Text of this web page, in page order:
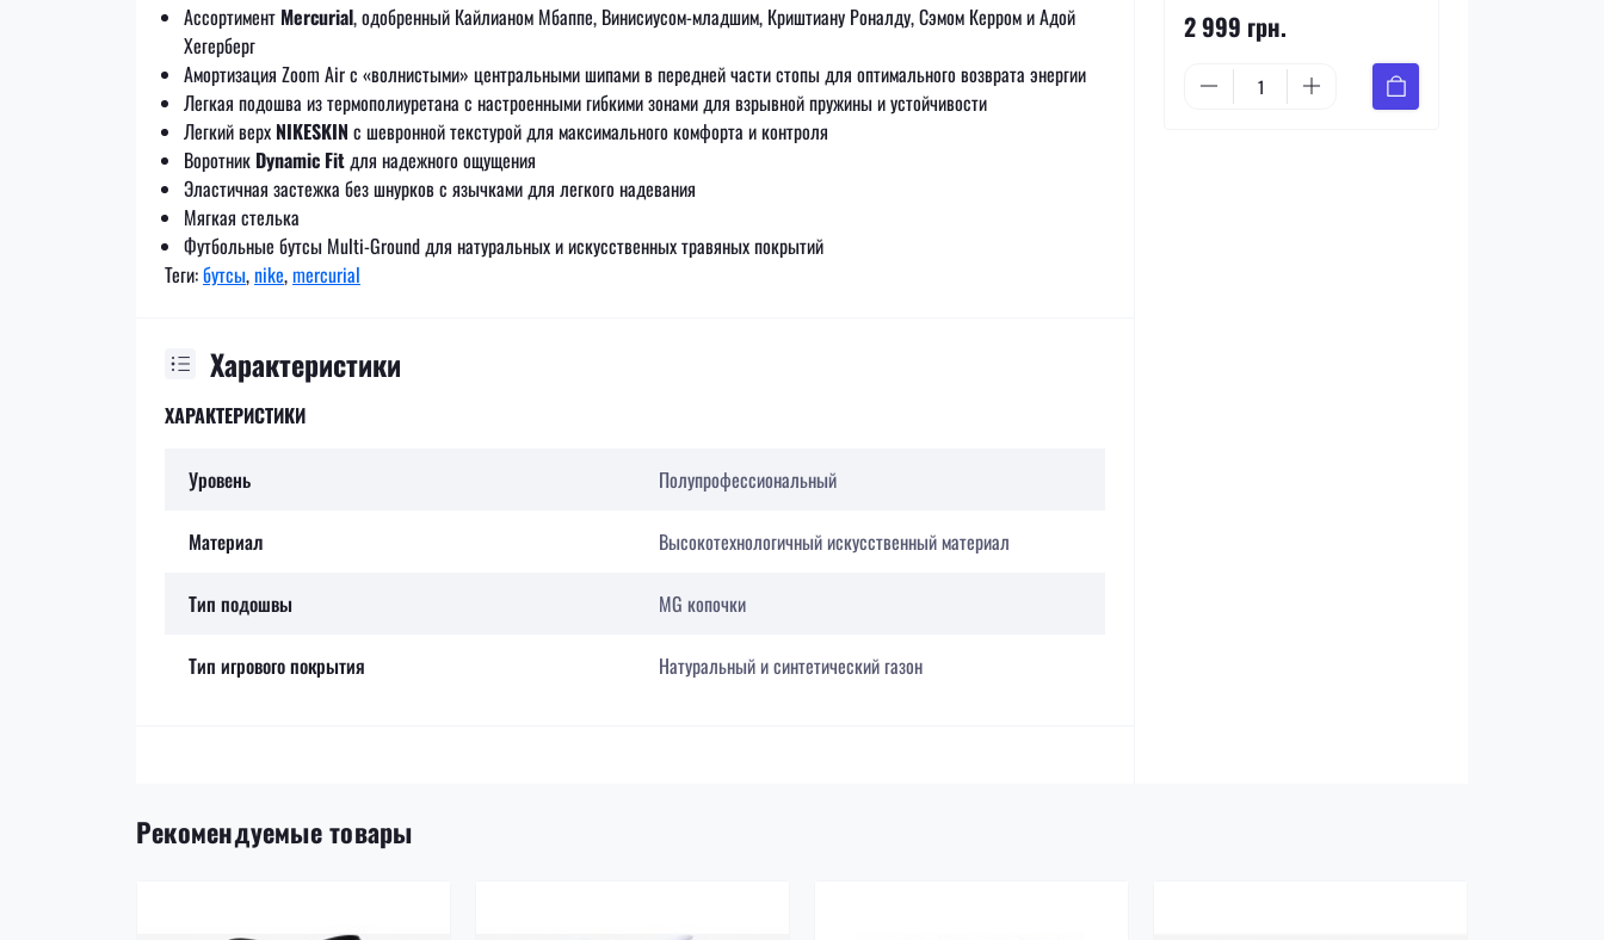
Ассортимент Mercurial, одобренный Кайлианом Мбаппе, Винисиусом-младшим, Криштиану Роналду, Сэмом Керром и Адой
Хегерберг
Амортизация Zoom Air с «волнистыми» центральными шипами в передней части стопы для оптимального возврата энергии
Легкая подошва из термополиуретана с настроенными гибкими зонами для взрывной пружины и устойчивости
Легкий верх NIKESKIN с шевронной текстурой для максимального комфорта и контроля
Воротник Dynamic Fitдля надежного ощущения
Эластичная застежка без шнурков с язычками для легкого надевания
Мягкая стелька
Футбольные бутсы Multi-Ground для натуральных и искусственных травяных покрытий
Теги:бутсы,nike,mercurial
Характеристики
ХАРАКТЕРИСТИКИ
Уровень Полупрофессиональный
Материал Высокотехнологичный искусственный материал
Тип подошвы MG копочки
Тип игрового покрытия Натуральный и синтетический газон
2 999 грн.
Рекомендуемые товары